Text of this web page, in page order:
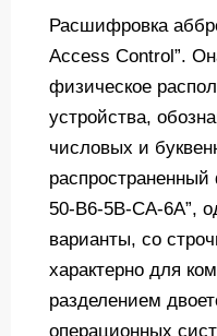
Расшифровка
Access Control”.
физическое
устройства,
числовых и
50-B6-5B-CA-6A”,
варианты, со
характерно для
разделением
операционных